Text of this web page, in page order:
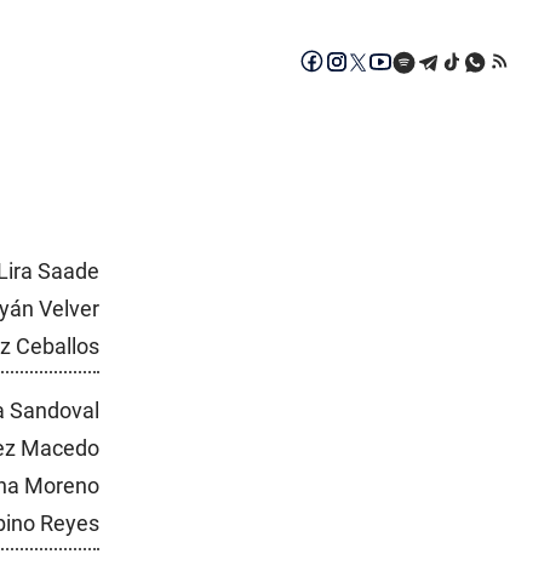
Saade
Velver
Ceballos
Sandoval
Macedo
Moreno
Reyes